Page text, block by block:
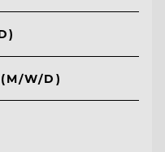
W/D)